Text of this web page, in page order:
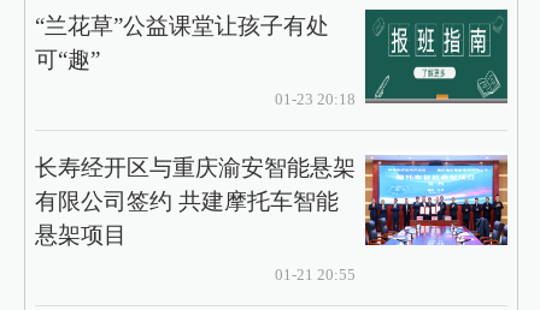
“兰花草”公益课堂让孩子有处
可“趣”
01-23 20:18
长寿经开区与重庆渝安智能悬架
有限公司签约 共建摩托车智能
悬架项目
01-21 20:55